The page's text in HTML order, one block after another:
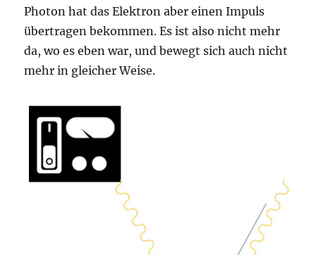
Photon hat das Elektron aber einen Impuls
übertragen bekommen. Es ist also nicht mehr
da, wo es eben war, und bewegt sich auch nicht
mehr in gleicher Weise.